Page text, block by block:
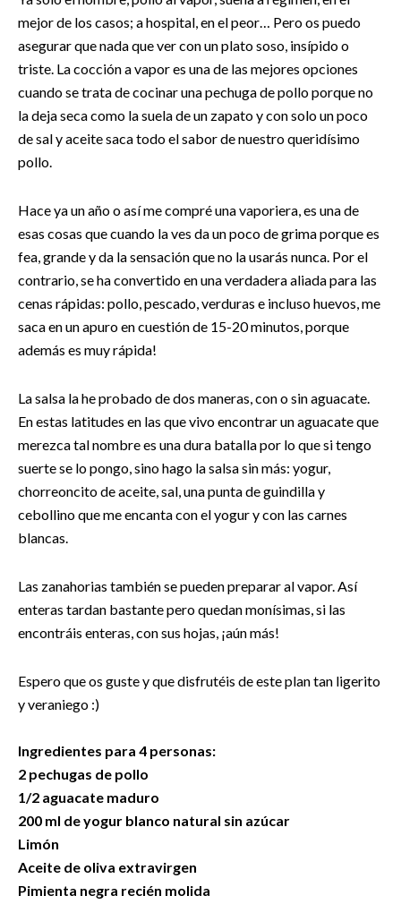
mejor de los casos; a hospital, en el peor… Pero os puedo
asegurar que nada que ver con un plato soso, insípido o
triste. La cocción a vapor es una de las mejores opciones
cuando se trata de cocinar una pechuga de pollo porque no
la deja seca como la suela de un zapato y con solo un poco
de sal y aceite saca todo el sabor de nuestro queridísimo
pollo.
Hace ya un año o así me compré una vaporiera, es una de
esas cosas que cuando la ves da un poco de grima porque es
fea, grande y da la sensación que no la usarás nunca. Por el
contrario, se ha convertido en una verdadera aliada para las
cenas rápidas: pollo, pescado, verduras e incluso huevos, me
saca en un apuro en cuestión de 15-20 minutos, porque
además es muy rápida!
La salsa la he probado de dos maneras, con o sin aguacate.
En estas latitudes en las que vivo encontrar un aguacate que
merezca tal nombre es una dura batalla por lo que si tengo
suerte se lo pongo, sino hago la salsa sin más: yogur,
chorreoncito de aceite, sal, una punta de guindilla y
cebollino que me encanta con el yogur y con las carnes
blancas.
Las zanahorias también se pueden preparar al vapor. Así
enteras tardan bastante pero quedan monísimas, si las
encontráis enteras, con sus hojas, ¡aún más!
Espero que os guste y que disfrutéis de este plan tan ligerito
y veraniego :)
Ingredientes para 4 personas:
2 pechugas de pollo
1/2 aguacate maduro
200 ml de yogur blanco natural sin azúcar
Limón
Aceite de oliva extravirgen
Pimienta negra recién molida